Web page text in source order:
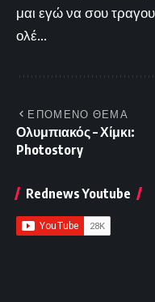
μαι εγώ να σου
ολέ...
ΕΠΟΜΕΝΟ ΘΕΜΑ
Ολυμπιακός – Χίμκι:
Photostory
Rednews Youtube